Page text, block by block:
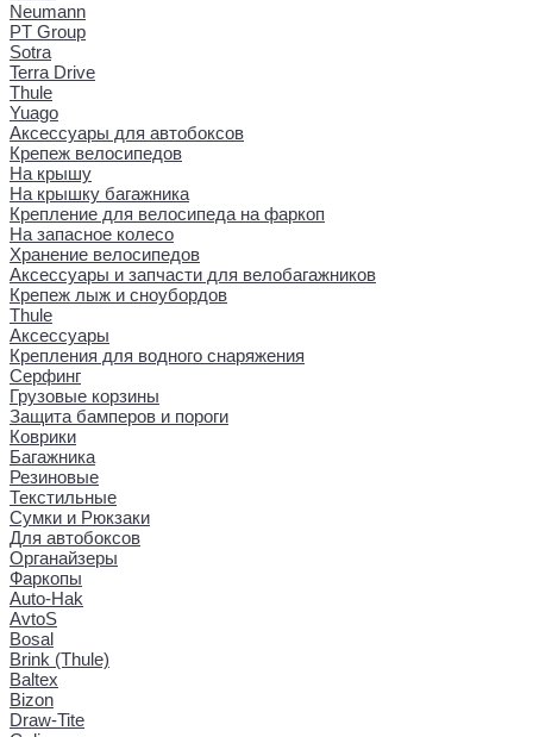
Neumann
PT Group
Sotra
Terra Drive
Thule
Yuago
Аксессуары для автобоксов
Крепеж велосипедов
На крышу
На крышку багажника
Крепление для велосипеда на фаркоп
На запасное колесо
Хранение велосипедов
Аксессуары и запчасти для велобагажников
Крепеж лыж и сноубордов
Thule
Аксессуары
Крепления для водного снаряжения
Серфинг
Грузовые корзины
Защита бамперов и пороги
Коврики
Багажника
Резиновые
Текстильные
Сумки и Рюкзаки
Для автобоксов
Органайзеры
Фаркопы
Auto-Hak
AvtoS
Bosal
Brink (Thule)
Baltex
Bizon
Draw-Tite